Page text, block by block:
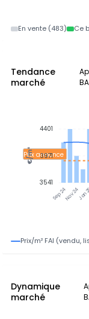
En vente (483) Ce
Tendance
marché
Sep 24Nov 24Jan
Prix annonce
4401
3971
3541
€/m²
Prix/m² FAI (vendu,
Dynamique
marché